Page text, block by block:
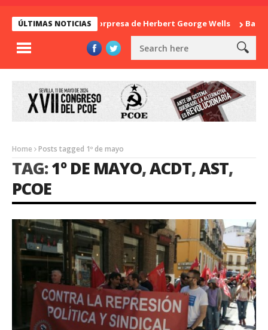
ÚLTIMAS NOTICIASLa sorpresa de Herbert George Wells
Home Posts tagged 1º de mayo
TAG:1º DE MAYO,ACDT,AST,
PCOE